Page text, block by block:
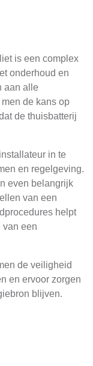
is een complex
onderhoud en
aan alle
de kans op
de thuisbatterij
in te
en regelgeving.
even belangrijk
van een
helpt
van een
de veiligheid
en ervoor zorgen
blijven.